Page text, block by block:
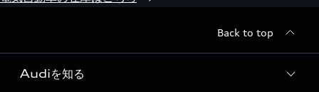
Back to top
Audiを知る